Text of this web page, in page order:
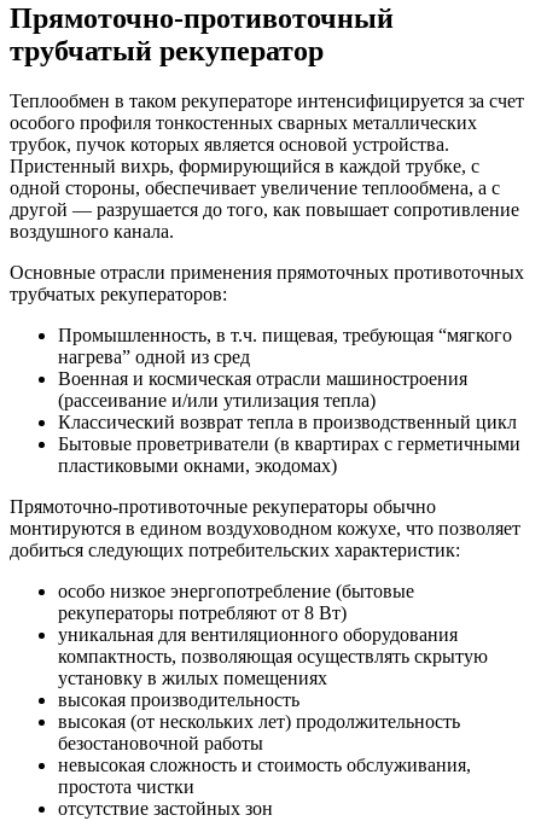
Прямоточно-противоточный
трубчатый рекуператор
Теплообмен в таком рекуператоре интенсифицируется за счет
особого профиля тонкостенных сварных металлических
трубок, пучок которых является основой устройства.
Пристенный вихрь, формирующийся в каждой трубке, с
одной стороны, обеспечивает увеличение теплообмена, а с
другой — разрушается до того, как повышает сопротивление
воздушного канала.
Основные отрасли применения прямоточных противоточных
трубчатых рекуператоров:
Промышленность, в т.ч. пищевая, требующая “мягкого
нагрева” одной из сред
Военная и космическая отрасли машиностроения
(рассеивание и/или утилизация тепла)
Классический возврат тепла в производственный цикл
Бытовые проветриватели (в квартирах с герметичными
пластиковыми окнами, экодомах)
Прямоточно-противоточные рекуператоры обычно
монтируются в едином воздуховодном кожухе, что позволяет
добиться следующих потребительских характеристик:
особо низкое энергопотребление (бытовые
рекуператоры потребляют от 8 Вт)
уникальная для вентиляционного оборудования
компактность, позволяющая осуществлять скрытую
установку в жилых помещениях
высокая производительность
высокая (от нескольких лет) продолжительность
безостановочной работы
невысокая сложность и стоимость обслуживания,
простота чистки
отсутствие застойных зон